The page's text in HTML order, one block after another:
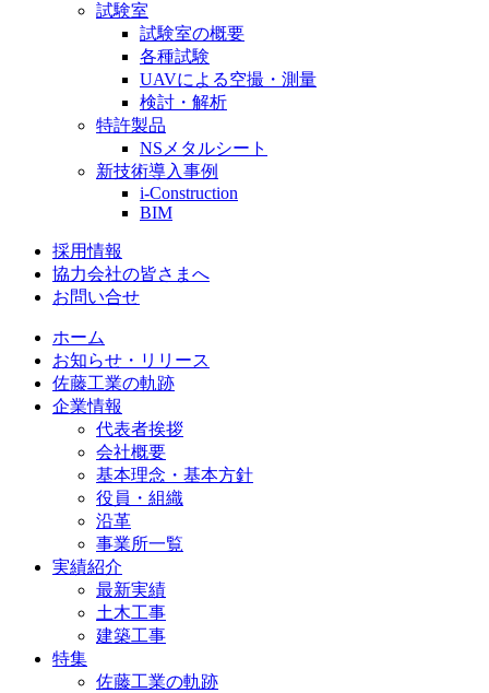
試験室
試験室の概要
各種試験
UAVによる空撮・測量
検討・解析
特許製品
NSメタルシート
新技術導入事例
i-Construction
BIM
採用情報
協力会社の皆さまへ
お問い合せ
ホーム
お知らせ・リリース
佐藤工業の軌跡
企業情報
代表者挨拶
会社概要
基本理念・基本方針
役員・組織
沿革
事業所一覧
実績紹介
最新実績
土木工事
建築工事
特集
佐藤工業の軌跡